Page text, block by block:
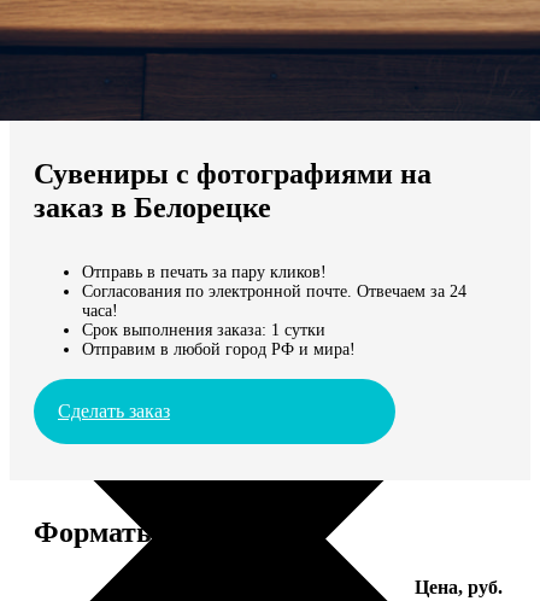
Мы доставляем по всему миру
Продолжить без города
Сувениры с фотографиями на
заказ в Белорецке
Отправь в печать за пару кликов!
Согласования по электронной почте. Отвечаем за 24
часа!
Срок выполнения заказа: 1 сутки
Отправим в любой город РФ и мира!
Сделать заказ
Форматы и цены
Цена, руб.